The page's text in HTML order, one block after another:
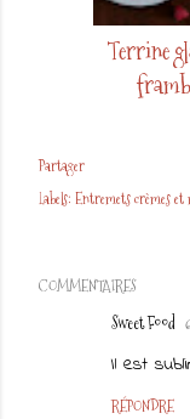
Terrine
Partager
Labels: Entremets crèmes et
COMMENTAIRES
Sweet Food
Il est
RÉPONDRE